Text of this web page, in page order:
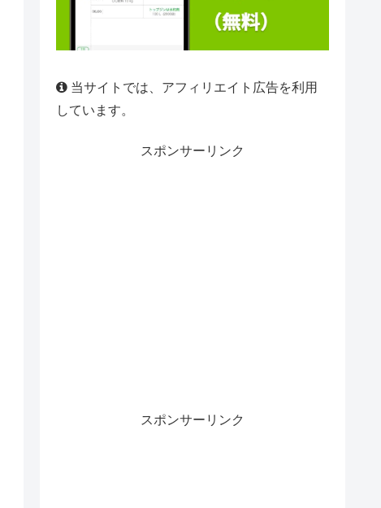
当サイトでは、アフィリエイト広告を利用
しています。
スポンサーリンク
スポンサーリンク